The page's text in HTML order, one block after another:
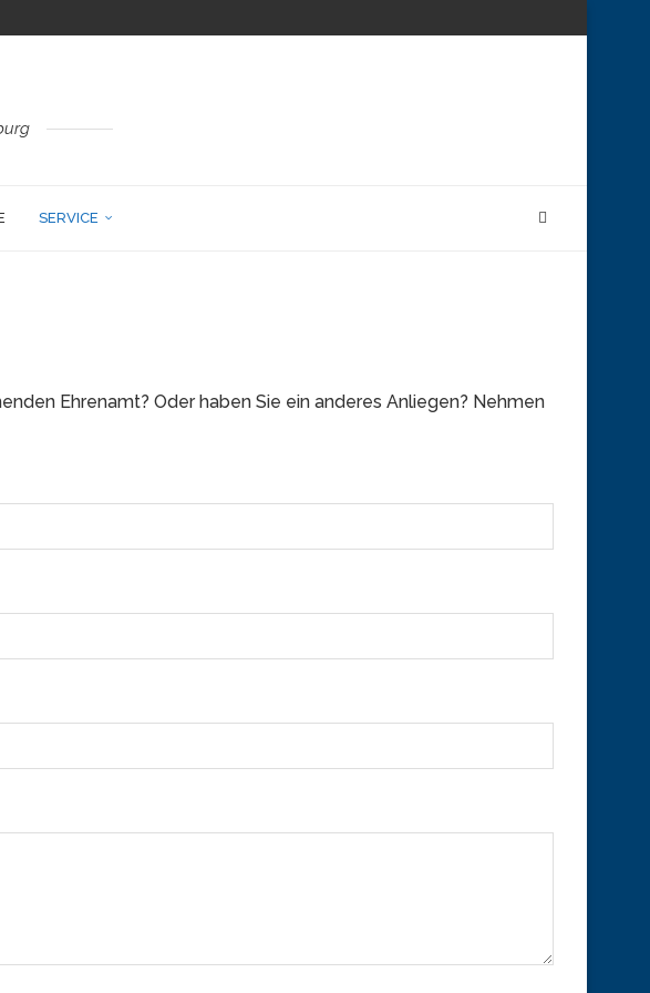
SERVICE
Ehrenamt? Oder haben Sie ein anderes Anliegen? Nehmen